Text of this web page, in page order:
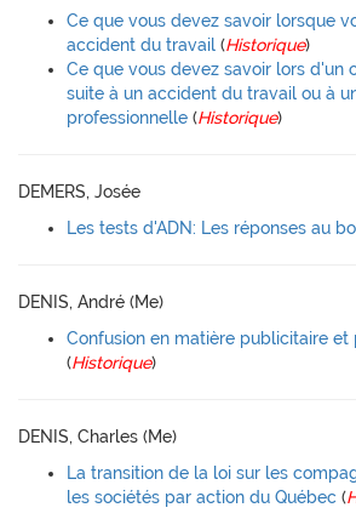
Ce que vous devez savoir lorsque
accident du travail (Historique)
Ce que vous devez savoir lors d'un
suite à un accident du travail ou à
professionnelle (Historique)
DEMERS, Josée
Les tests d'ADN: Les réponses au
DENIS, André (Me)
Confusion en matière publicitaire et
(Historique)
DENIS, Charles (Me)
La transition de la loi sur les
les sociétés par action du Québec (